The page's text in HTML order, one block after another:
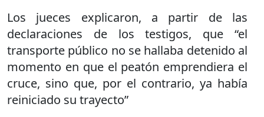
Los jueces explicaron, a partir de las
declaraciones de los testigos, que “el
transporte público no se hallaba detenido al
momento en que el peatón emprendiera el
cruce, sino que, por el contrario, ya había
reiniciado su trayecto”